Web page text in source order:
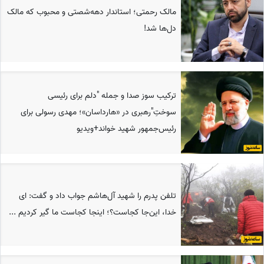
مالک رحمتی؛ استاندار دهه‌شصتی و محبوب که مالک
دل‌ها شد!
ترکیب سوز صدا و جمله "دلم برای رئیسی
سوختِ"رهبری در «هارداسان»؛ مهدی رسولی برای
رئیس‌جمهور شهید خواند+ویدیو
تلفن پدرم را شهید آل‌هاشم جواب داد و گفت: ای
خدا، این‌جا کجاست؟؛ اینجا کجاست ما گیر کردیم ...